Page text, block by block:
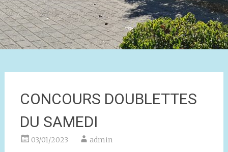
CONCOURS DOUBLETTES
DU SAMEDI
03/01/2023 admin